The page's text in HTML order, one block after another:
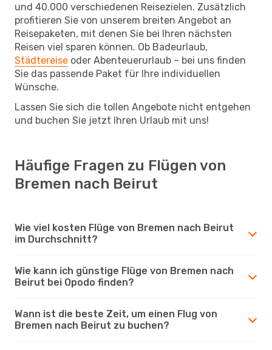
und 40.000 verschiedenen Reisezielen. Zusätzlich
profitieren Sie von unserem breiten Angebot an
Reisepaketen, mit denen Sie bei Ihren nächsten
Reisen viel sparen können. Ob Badeurlaub,
Städtereise oder Abenteuerurlaub – bei uns finden
Sie das passende Paket für Ihre individuellen
Wünsche.
Lassen Sie sich die tollen Angebote nicht entgehen
und buchen Sie jetzt Ihren Urlaub mit uns!
Häufige Fragen zu Flügen von
Bremen nach Beirut
Wie viel kosten Flüge von Bremen nach Beirut
im Durchschnitt?
Wie kann ich günstige Flüge von Bremen nach
Beirut bei Opodo finden?
Wann ist die beste Zeit, um einen Flug von
Bremen nach Beirut zu buchen?